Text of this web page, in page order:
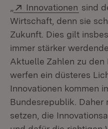
Extern:
Innovationen sind
Wirtschaft, denn sie
Zukunft. Dies gilt
immer stärker
Aktuelle Zahlen zu
werfen ein düsteres
Innovationen kommen
Bundesrepublik. Daher
setzen, die